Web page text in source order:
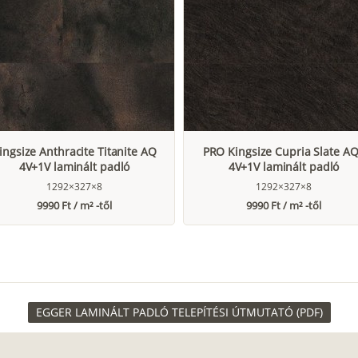
Anthracite Titanite AQ
4V+1V laminált padló
1292×327×8
9990 Ft / m² -től
PRO Kingsize Cupria Slate
4V+1V laminált padló
1292×327×8
9990 Ft / m² -től
EGGER LAMINÁLT PADLÓ TELEPÍTÉSI ÚTMUTATÓ (PDF)